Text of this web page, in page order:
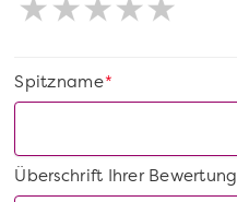
*
Spitzname
Überschrift Ihrer Bewertung